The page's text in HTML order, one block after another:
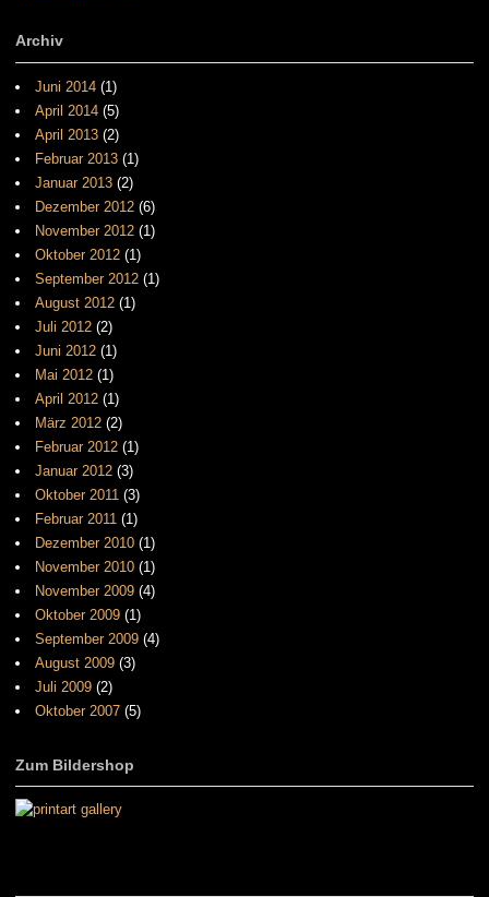
Archiv
Juni 2014 (1)
April 2014 (5)
April 2013 (2)
Februar 2013 (1)
Januar 2013 (2)
Dezember 2012 (6)
November 2012 (1)
Oktober 2012 (1)
September 2012 (1)
August 2012 (1)
Juli 2012 (2)
Juni 2012 (1)
Mai 2012 (1)
April 2012 (1)
März 2012 (2)
Februar 2012 (1)
Januar 2012 (3)
Oktober 2011 (3)
Februar 2011 (1)
Dezember 2010 (1)
November 2010 (1)
November 2009 (4)
Oktober 2009 (1)
September 2009 (4)
August 2009 (3)
Juli 2009 (2)
Oktober 2007 (5)
Zum Bildershop